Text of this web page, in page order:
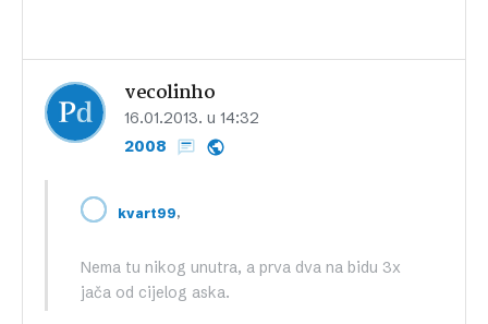
vecolinho
16.01.2013. u 14:32
2008
kvart99,
Nema tu nikog unutra, a prva dva na bidu 3x
jača od cijelog aska.